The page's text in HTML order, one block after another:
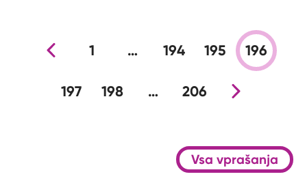
Prejšnja stran
1 … 194 195 196
197 198 … 206Nova stran
Vsa vprašanja